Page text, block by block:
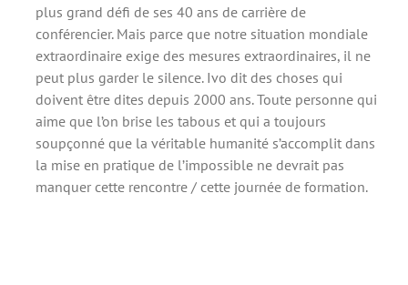
plus grand défi de ses 40 ans de carrière de
conférencier. Mais parce que notre situation mondiale
extraordinaire exige des mesures extraordinaires, il ne
peut plus garder le silence. Ivo dit des choses qui
doivent être dites depuis 2000 ans. Toute personne qui
aime que l’on brise les tabous et qui a toujours
soupçonné que la véritable humanité s’accomplit dans
la mise en pratique de l’impossible ne devrait pas
manquer cette rencontre / cette journée de formation.